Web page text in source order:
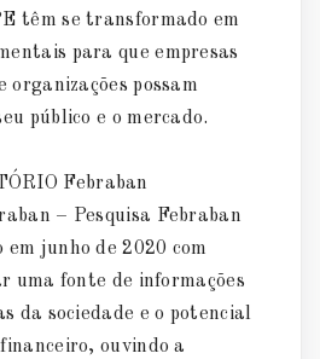
têm se transformado em
para que empresas
organizações possam
público e o mercado.
Febraban
– Pesquisa Febraban
junho de 2020 com
uma fonte de informações
da sociedade e o potencial
ouvindo a